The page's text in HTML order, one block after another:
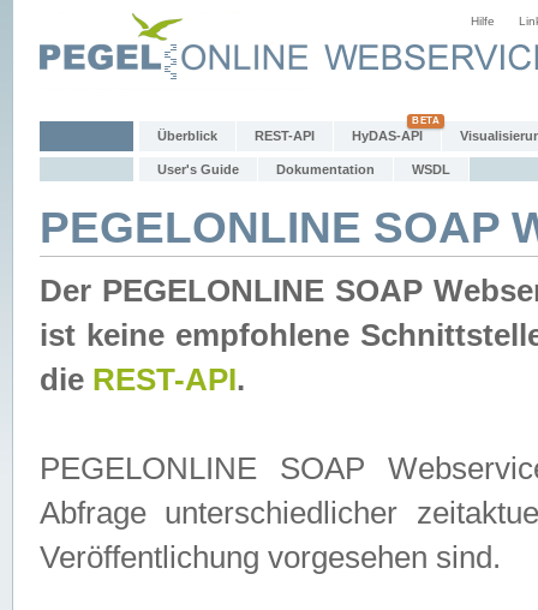
Hilfe
Überblick REST-API HyDAS-API
User's Guide Dokumentation WSDL
PEGELONLINE SOAP
Der PEGELONLINE SOAP
ist keine empfohlene
die REST-API.
PEGELONLINE SOAP
Abfrage unterschiedlicher
Veröffentlichung vorgesehen sind.